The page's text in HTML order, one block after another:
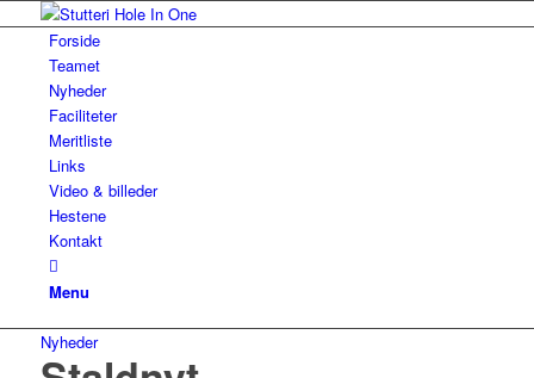
Forside
Teamet
Nyheder
Faciliteter
Meritliste
Links
Video & billeder
Hestene
Kontakt
Menu
Nyheder